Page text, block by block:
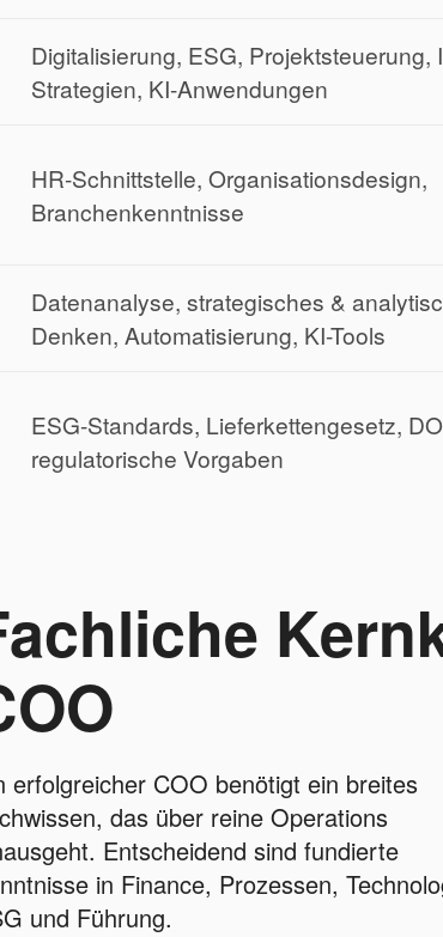
Digitalisierung, ESG, Projektsteuerung,
Strategien, KI-Anwendungen
HR-Schnittstelle, Organisationsdesign,
Branchenkenntnisse
Datenanalyse, strategisches &
Denken, Automatisierung, KI-Tools
ESG-Standards, Lieferkettengesetz,
regulatorische Vorgaben
erfolgreicher COO benötigt ein breites
das über reine Operations
Entscheidend sind fundierte
in Finance, Prozessen,
und Führung.